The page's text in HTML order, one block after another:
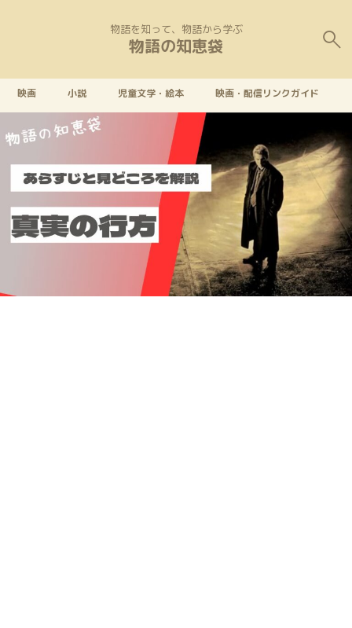
物語を知って、物語から学ぶ
物語の知恵袋
映画 小説 児童文学・絵本 映画・配信リンクガイド